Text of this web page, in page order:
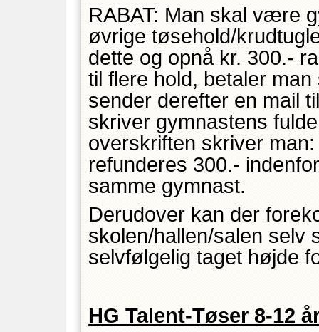
RABAT: Man skal være
øvrige tøsehold/
dette og opnå kr. 300.-
til flere hold, betaler
sender derefter en mail
skriver gymnastens
overskriften skriver
refunderes 300.-
samme gymnast.
Derudover kan der
skolen/hallen/salen selv
selvfølgelig taget højde
HG Talent-Tøser 8-12